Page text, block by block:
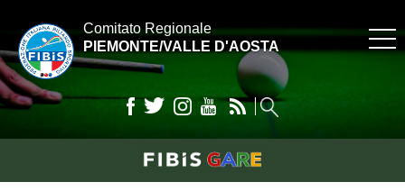
Comitato Regionale
PIEMONTE/VALLE D'AOSTA